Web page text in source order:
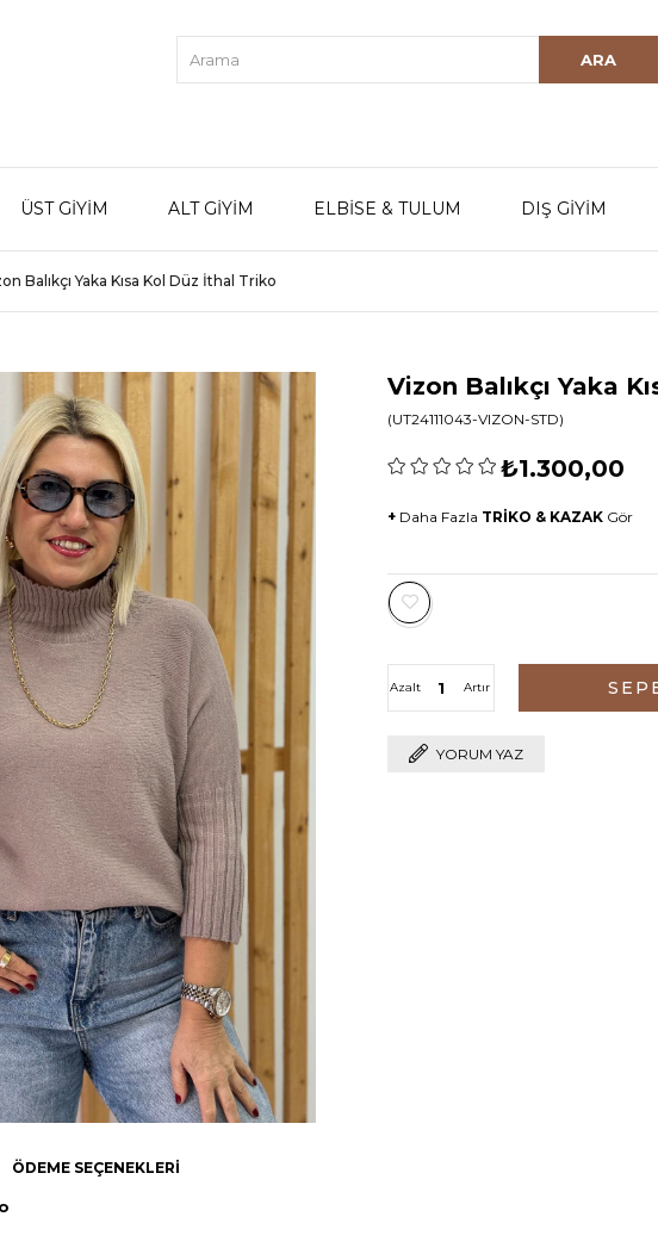
ÜST GİYİM ALT GİYİM ELBİSE & TULUM DIŞ GİYİM
Balıkçı Yaka Kısa Kol Düz İthal Triko
Vizon Balıkçı Yaka
(UT24111043-VIZON-STD)
₺1.300,00
+ Daha Fazla TRİKO & KAZAK Gör
Artır
Azalt
YORUM YAZ
ÖDEME SEÇENEKLERI